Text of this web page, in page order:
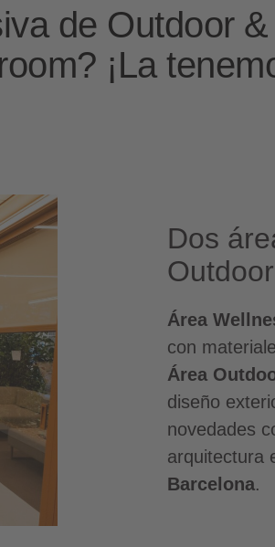
de Outdoor
¡La
Dos
Área
con
Área
diseño
novedades
arquitectura
Barcelona.